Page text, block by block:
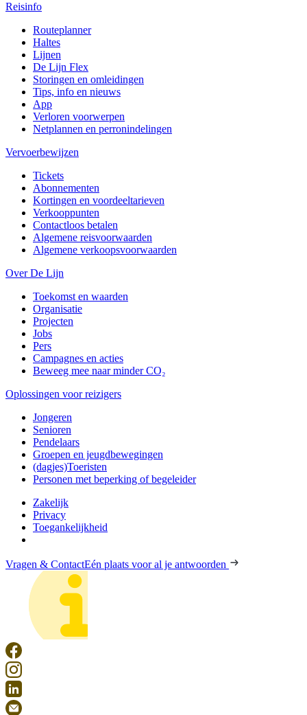
Reisinfo
Routeplanner
Haltes
Lijnen
De Lijn Flex
Storingen en omleidingen
Tips, info en nieuws
App
Verloren voorwerpen
Netplannen en perronindelingen
Vervoerbewijzen
Tickets
Abonnementen
Kortingen en voordeeltarieven
Verkooppunten
Contactloos betalen
Algemene reisvoorwaarden
Algemene verkoopsvoorwaarden
Over De Lijn
Toekomst en waarden
Organisatie
Projecten
Jobs
Pers
Campagnes en acties
Beweeg mee naar minder CO₂
Oplossingen voor reizigers
Jongeren
Senioren
Pendelaars
Groepen en jeugdbewegingen
(dagjes)Toeristen
Personen met beperking of begeleider
Zakelijk
Privacy
Toegankelijkheid
Vragen & ContactEén plaats voor al je antwoorden